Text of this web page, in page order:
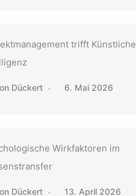
trifft Künstliche
Dückert 6. Mai 2026
Wirkfaktoren im
Dückert 13. April 2026